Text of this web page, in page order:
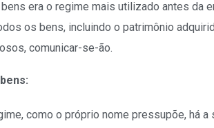
era o regime mais utilizado antes da
os bens, incluindo o patrimônio
comunicar-se-ão.
como o próprio nome pressupõe, há